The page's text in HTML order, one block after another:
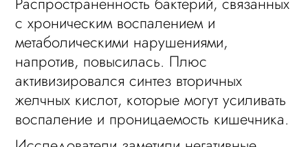
с хроническим воспалением и
метаболическими нарушениями,
напротив, повысилась. Плюс
активизировался синтез вторичных
желчных кислот, которые могут усиливать
воспаление и проницаемость кишечника.